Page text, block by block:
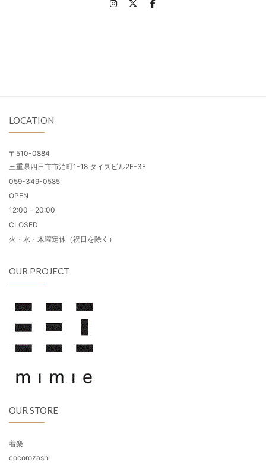
LOCATION
〒510-0884
三重県四日市市泊町1-18 タイズビル2F-3F
059-349-0585
OPEN
12:00 - 20:00
CLOSED
火・水・木曜定休（祝日を除く）
OUR PROJECT
OUR STORE
着楽
cocorozashi